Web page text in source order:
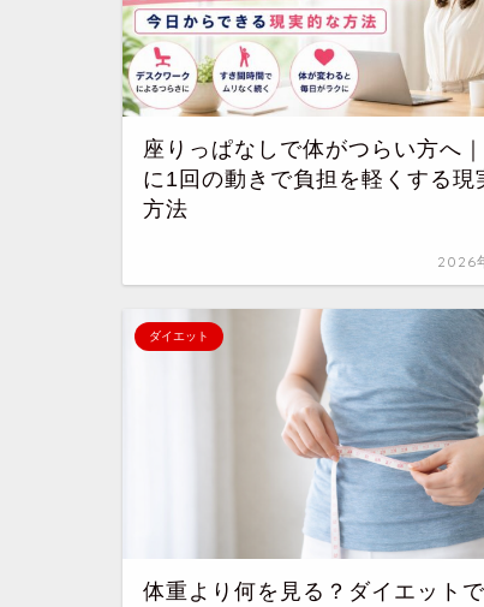
座りっぱなしで体がつらい方へ
に1回の動きで負担を軽くする現
方法
2026
ダイエット
体重より何を見る？ダイエット